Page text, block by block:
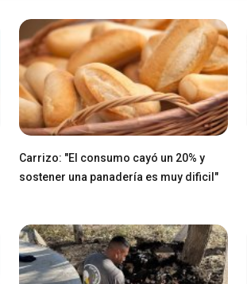
Carrizo: "El consumo cayó un 20% y
sostener una panadería es muy dificil"